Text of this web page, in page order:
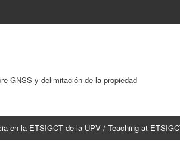
GNSS y delimitación de la propiedad
en la ETSIGCT de la UPV / Teaching at